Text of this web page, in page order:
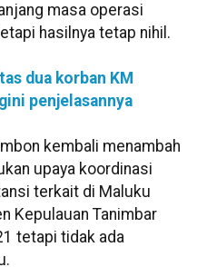
masa operasi
hasilnya tetap nihil.
dua korban KM
penjelasannya
kembali menambah
upaya koordinasi
terkait di Maluku
Kepulauan Tanimbar
tetapi tidak ada